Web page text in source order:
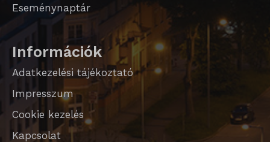
Eseménynaptár
Információk
Adatkezelési tájékoztató
Impresszum
Cookie kezelés
Kapcsolat
SL_wptGlobTipTmp
SLO_GWPT_Show_Hide_tmp
SLO_wptGlobTipTmp
sm_spd_caution
ssm_au_c